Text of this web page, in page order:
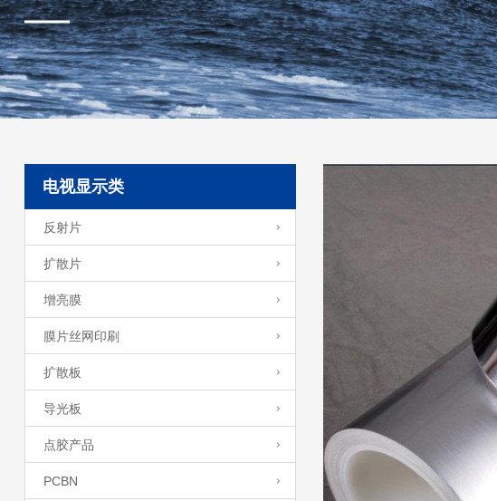
电视显示类
反射片
扩散片
增亮膜
膜片丝网印刷
扩散板
导光板
点胶产品
PCBN